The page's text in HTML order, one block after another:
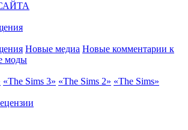
Новые медиа Новые комментарии к
моды
«The Sims 3» «The Sims 2» «The Sims»